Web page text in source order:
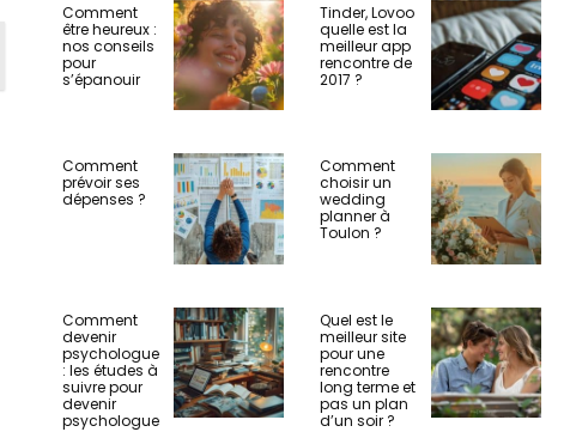
Comment
être heureux :
nos conseils
pour
s’épanouir
Tinder, Lovoo
quelle est la
meilleur app
rencontre de
2017 ?
Comment
prévoir ses
dépenses ?
Comment
choisir un
wedding
planner à
Toulon ?
Comment
devenir
psychologue
: les études à
suivre pour
devenir
psychologue
Quel est le
meilleur site
pour une
rencontre
long terme et
pas un plan
d’un soir ?